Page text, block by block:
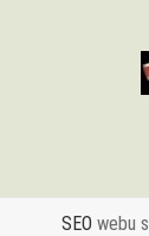
SEO webu